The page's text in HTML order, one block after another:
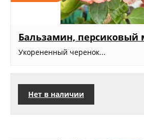
Бальзамин, персиковый
Укорененный черенок...
Нет в наличии